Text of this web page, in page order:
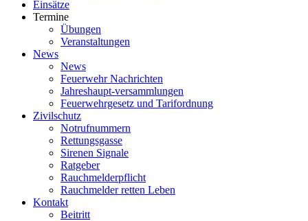
Einsätze
Termine
Übungen
Veranstaltungen
News
News
Feuerwehr Nachrichten
Jahreshaupt-versammlungen
Feuerwehrgesetz und Tarifordnung
Zivilschutz
Notrufnummern
Rettungsgasse
Sirenen Signale
Ratgeber
Rauchmelderpflicht
Rauchmelder retten Leben
Kontakt
Beitritt